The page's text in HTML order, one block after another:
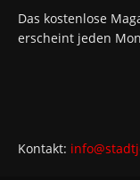
Das kostenlose
erscheint jeden
Kontakt: